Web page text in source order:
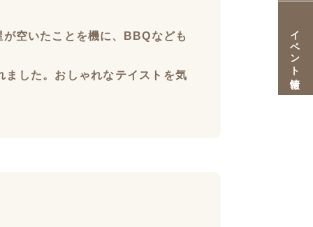
イベント情報
空いたことを機に、BBQなども
した。おしゃれなテイストを気